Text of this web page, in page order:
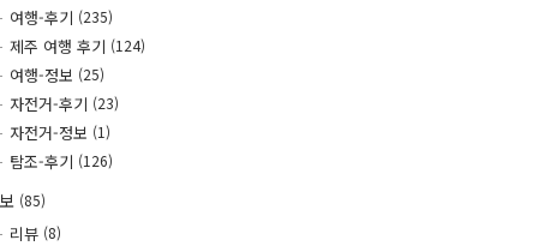
여행-후기 (235)
제주 여행 후기 (124)
여행-정보 (25)
자전거-후기 (23)
자전거-정보 (1)
탐조-후기 (126)
(85)
리뷰 (8)